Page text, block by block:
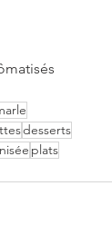
desserts
plats